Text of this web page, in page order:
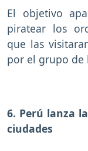
El objetivo
piratear los
que las
por el grupo de
6. Perú lanza
ciudades